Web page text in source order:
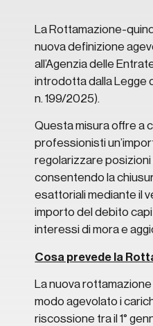
La Rottamazione-
nuova definizione
all’Agenzia delle
introdotta dalla Legge
n. 199/2025).
Questa misura offre a
professionisti
regolarizzare
consentendo la
esattoriali mediante il
importo del debito
interessi di mora e
Cosa prevede la
La nuova
modo agevolato i
riscossione tra il 1°